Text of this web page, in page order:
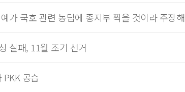
가 국호 관련 농담에 종지부 찍을 것이라 주장해
실패, 11월 조기 선거
PKK 공습